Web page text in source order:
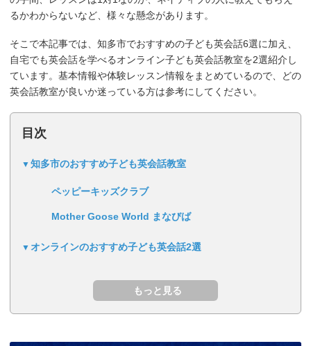
るかわからないなど、様々な懸念があります。
そこで本記事では、知多市でおすすめの子ども英会話6選に加え、
自宅でも英会話を学べるオンライン子ども英会話教室を2選紹介し
ています。基本情報や体験レッスン情報をまとめているので、どの
英会話教室が良いか迷っている方は参考にしてください。
目次
知多市のおすすめ子ども英会話教室
ペッピーキッズクラブ
Mother Goose World まなびば
オンラインのおすすめ子ども英会話2選